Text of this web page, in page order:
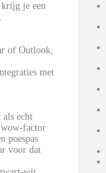
krijg je een
of Outlook,
met
echt
wow-factor
poespas
voor dat